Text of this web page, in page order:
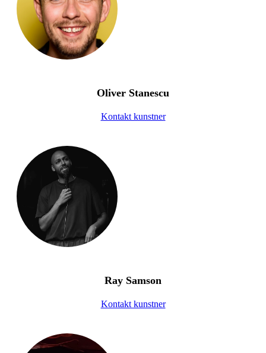
Oliver Stanescu
Kontakt kunstner
Ray Samson
Kontakt kunstner